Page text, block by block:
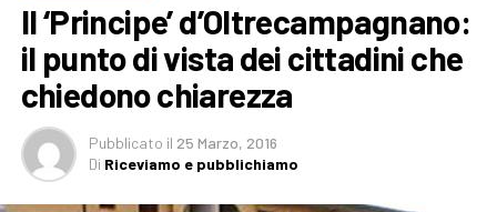
Il ‘Principe’ d’Oltrecampagnano:
il punto di vista dei cittadini che
chiedono chiarezza
Pubblicato il 25 Marzo, 2016
Di Riceviamo e pubblichiamo